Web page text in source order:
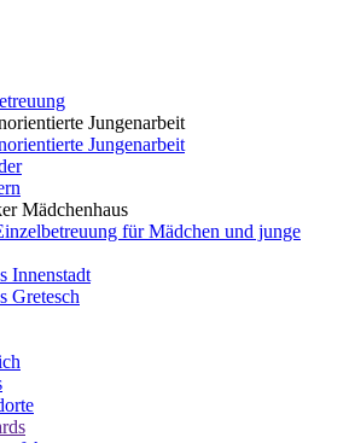
Jungenarbeit
Jungenarbeit
Mädchenhaus
für Mädchen und junge
Innenstadt
Gretesch